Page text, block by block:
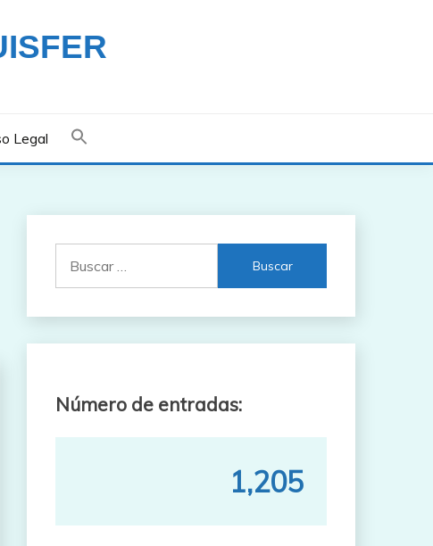
Legal
Número de entradas:
1,205